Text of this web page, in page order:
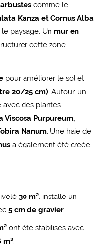
comme le
Kanza et Cornus Alba
paysage. Un mur en
cette zone.
pour améliorer le sol et
20/25 cm) . Autour, un
avec des plantes
Viscosa Purpureum,
Nanum . Une haie de
a également été créée
30 m² , installé un
5 cm de gravier
ont été stabilisés avec
m³